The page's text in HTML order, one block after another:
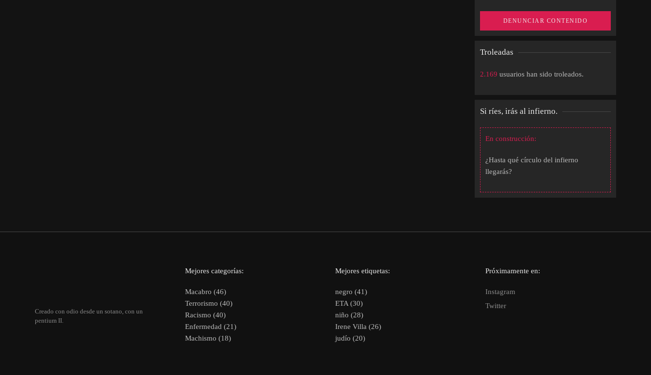
DENUNCIAR CONTENIDO
Troleadas
2.169 usuarios han sido troleados.
Si ríes, irás al infierno.
En construcción:
¿Hasta qué círculo del infierno
llegarás?
Creado con odio desde un sotano, con un
pentium II.
Mejores categorías:
Macabro (46)
Terrorismo (40)
Racismo (40)
Enfermedad (21)
Machismo (18)
Mejores etiquetas:
negro (41)
ETA (30)
niño (28)
Irene Villa (26)
judío (20)
Próximamente en:
Instagram
Twitter